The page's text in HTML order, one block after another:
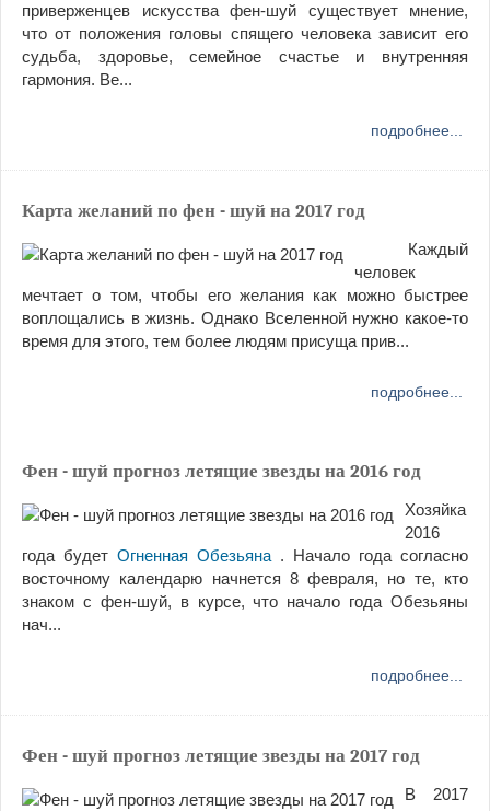
приверженцев искусства фен-шуй существует мнение,
что от положения головы спящего человека зависит его
судьба, здоровье, семейное счастье и внутренняя
гармония. Ве...
подробнее...
Карта желаний по фен - шуй на 2017 год
Каждый
человек
мечтает о том, чтобы его желания как можно быстрее
воплощались в жизнь. Однако Вселенной нужно какое-то
время для этого, тем более людям присуща прив...
подробнее...
Фен - шуй прогноз летящие звезды на 2016 год
Хозяйка
2016
года будет Огненная Обезьяна . Начало года согласно
восточному календарю начнется 8 февраля, но те, кто
знаком с фен-шуй, в курсе, что начало года Обезьяны
нач...
подробнее...
Фен - шуй прогноз летящие звезды на 2017 год
В 2017